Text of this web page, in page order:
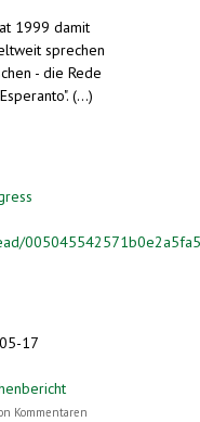
1999 damit
sprechen
- die Rede
(...)
005045542571b0e2a5fa5
17
auf Augenhöhe
Kommentaren